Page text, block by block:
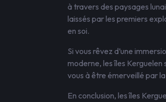
à travers des paysages
laissés par les premiers
en soi.
Si vous rêvez d’une
moderne, les îles
vous à être émerveillé par
En conclusion, les îles